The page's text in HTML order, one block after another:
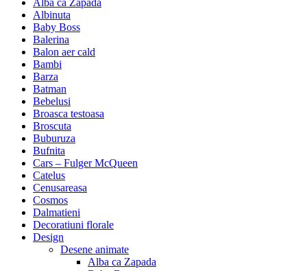
Alba ca Zapada
Albinuta
Baby Boss
Balerina
Balon aer cald
Bambi
Barza
Batman
Bebelusi
Broasca testoasa
Broscuta
Buburuza
Bufnita
Cars – Fulger McQueen
Catelus
Cenusareasa
Cosmos
Dalmatieni
Decoratiuni florale
Design
Desene animate
Alba ca Zapada